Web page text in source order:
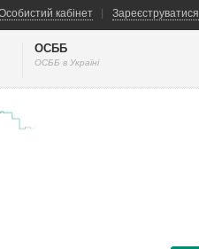
кабінет Зареєструватися
ОСББ
ОСББ в Україні